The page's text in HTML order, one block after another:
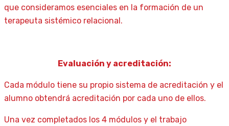
que consideramos esenciales en la formación de un
terapeuta sistémico relacional.
Evaluación y acreditación:
Cada módulo tiene su propio sistema de acreditación y el
alumno obtendrá acreditación por cada uno de ellos.
Una vez completados los 4 módulos y el trabajo